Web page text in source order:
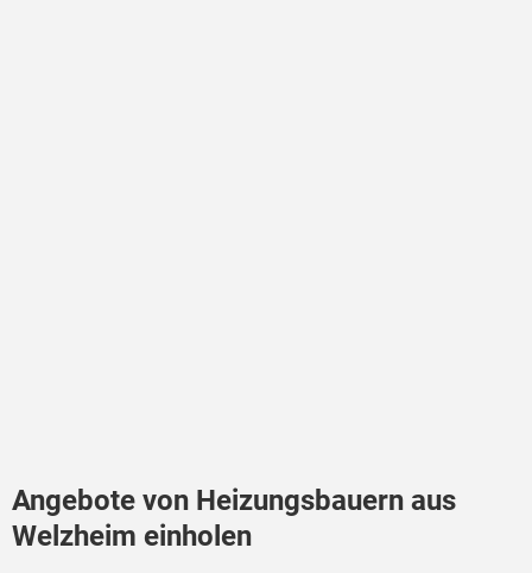
Angebote von Heizungsbauern aus
Welzheim einholen